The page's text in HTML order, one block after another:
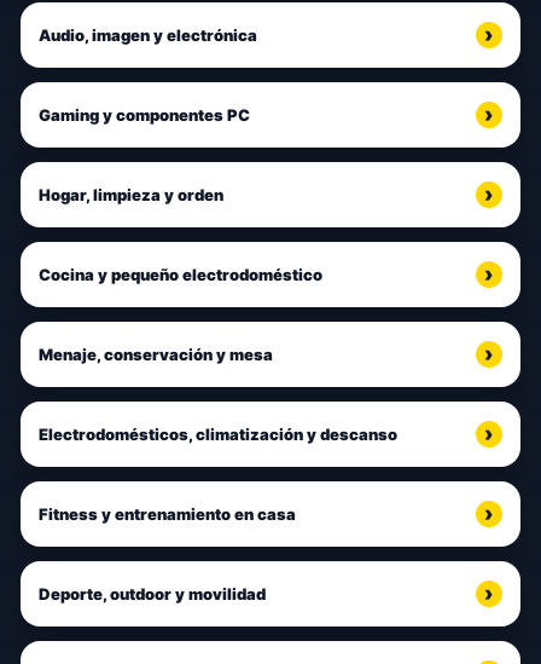
Audio, imagen y electrónica
Gaming y componentes PC
Hogar, limpieza y orden
Cocina y pequeño electrodoméstico
Menaje, conservación y mesa
Electrodomésticos, climatización y descanso
Fitness y entrenamiento en casa
Deporte, outdoor y movilidad